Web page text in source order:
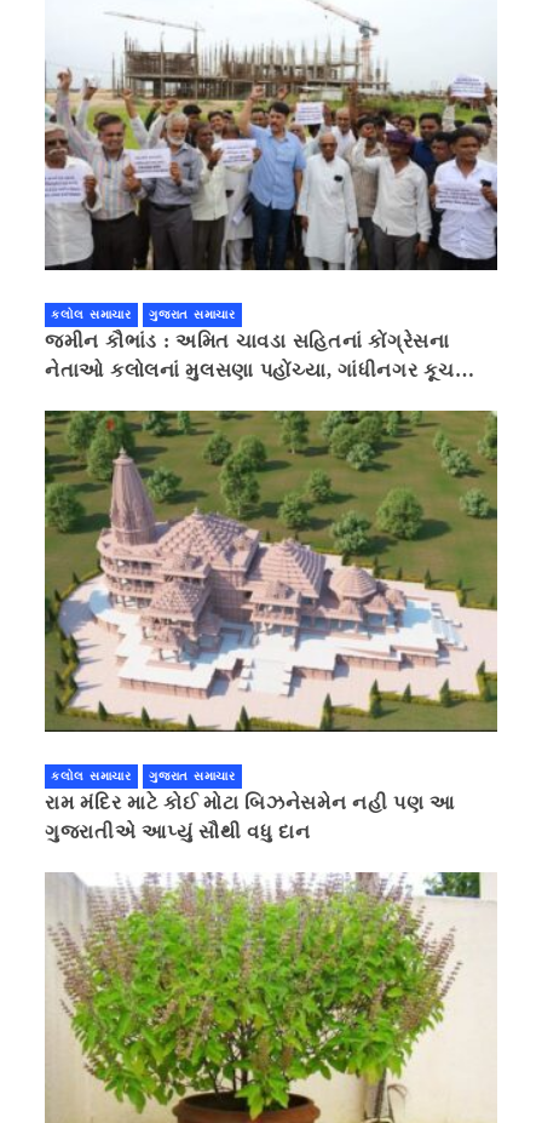
કલોલ સમાચાર ગુજરાત સમાચાર
જમીન કૌભાંડ : અમિત ચાવડા સહિતનાં કોંગ્રેસના
નેતાઓ કલોલનાં મુલસણા પહોંચ્યા, ગાંધીનગર કૂચ
કલોલ સમાચાર ગુજરાત સમાચાર
રામ મંદિર માટે કોઈ મોટા બિઝનેસમેન નહી પણ આ
ગુજરાતીએ આપ્યું સૌથી વધુ દાન